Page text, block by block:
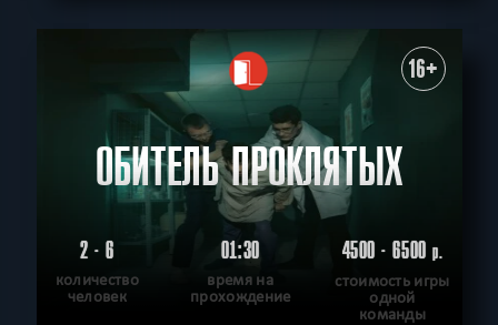
16+
ОБИТЕЛЬ ПРОКЛЯТЫХ
2 - 6
количество
человек
01:30
время на
прохождение
4500 - 6500р.
стоимость игры
одной
команды